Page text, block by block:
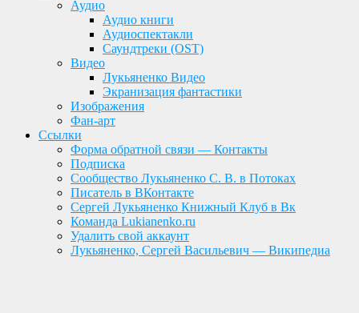
Аудио
Аудио книги
Аудиоспектакли
Саундтреки (OST)
Видео
Лукьяненко Видео
Экранизация фантастики
Изображения
Фан-арт
Ссылки
Форма обратной связи — Контакты
Подписка
Сообщество Лукьяненко С. В. в Потоках
Писатель в ВКонтакте
Сергей Лукьяненко Книжный Клуб в Вк
Команда Lukianenko.ru
Удалить свой аккаунт
Лукьяненко, Сергей Васильевич — Википедиа